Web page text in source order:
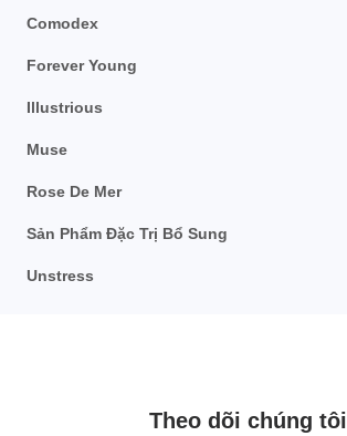
Comodex
Forever Young
Illustrious
Muse
Rose De Mer
Sản Phẩm Đặc Trị Bổ Sung
Unstress
Theo dõi chúng tôi